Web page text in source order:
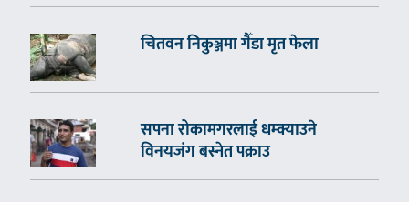
चितवन निकुञ्जमा गैँडा मृत फेला
सपना रोकामगरलाई धम्क्याउने
विनयजंग बस्नेत पक्राउ